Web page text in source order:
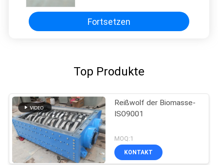
Fortsetzen
Top Produkte
Reißwolf der Biomasse-
ISO9001
MOQ:1
KONTAKT